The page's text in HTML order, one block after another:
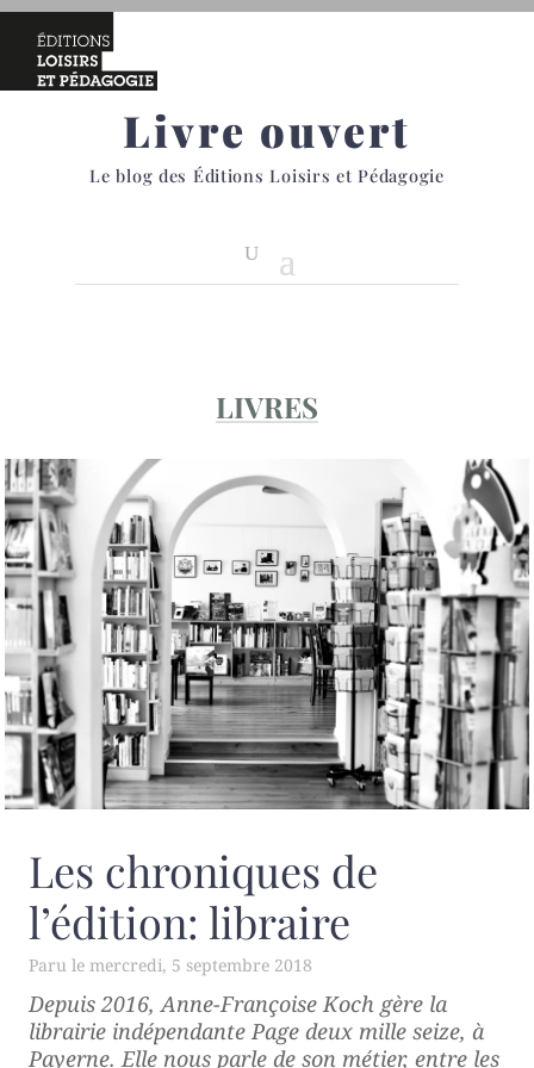
Livre ouvert
Le blog des Éditions Loisirs et Pédagogie
LIVRES
Les chroniques de
l’édition: libraire
mercredi, 5 septembre 2018
Depuis 2016, Anne-Françoise Koch gère la
librairie indépendante Page deux mille seize, à
Payerne. Elle nous parle de son métier, entre les